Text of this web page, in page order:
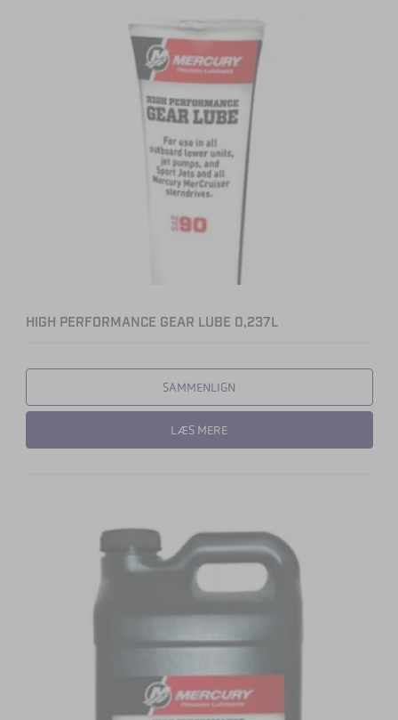
HIGH PERFORMANCE GEAR LUBE 0,237L
SAMMENLIGN
LÆS MERE